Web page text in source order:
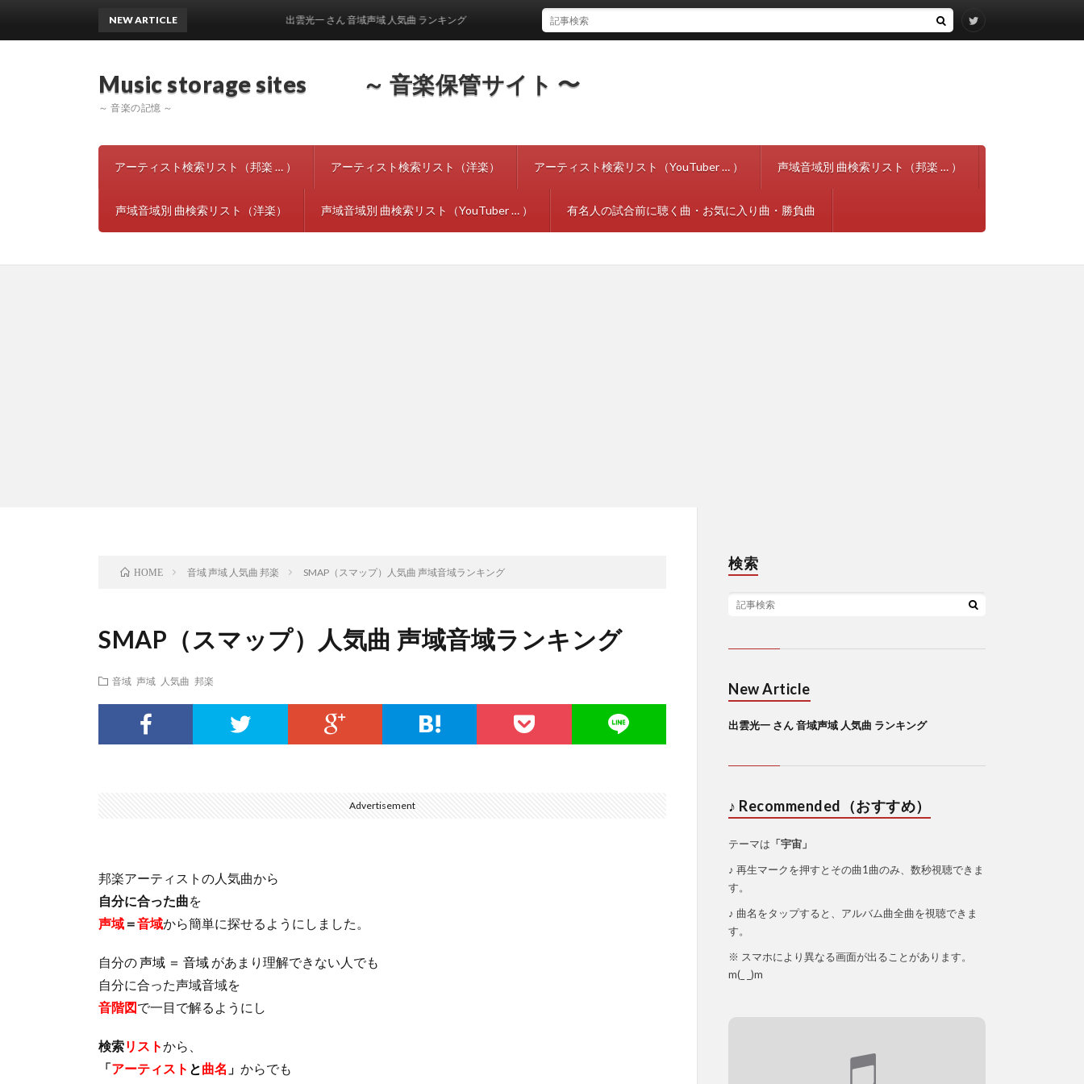
Music storage sites ～ 音楽保管サイト 〜
～ 音楽の記憶 ～
アーティスト検索リスト（邦楽 … ） アーティスト検索リスト（洋楽） アーティスト検索リスト（YouTuber … ） 声域音域別 曲検索リスト（邦楽 … ）
声域音域別 曲検索リスト（洋楽） 声域音域別 曲検索リスト（YouTuber … ） 有名人の試合前に聴く曲・お気に入り曲・勝負曲
NEW ARTICLE 出雲光一 さん 音域声域 人気曲 ランキング
HOME 音域 声域 人気曲 邦楽 SMAP（スマップ）人気曲 声域音域ランキング
SMAP（スマップ）人気曲 声域音域ランキング
音域 声域 人気曲 邦楽
Advertisement
邦楽アーティストの人気曲から
自分に合った曲を
声域＝音域から簡単に探せるようにしました。
自分の声域 ＝ 音域 があまり理解できない人でも
自分に合った声域音域を
音階図で一目で解るようにし
検索リストから、
「アーティスト と曲名 」 からでも
検索
New Article
出雲光一 さん 音域声域 人気曲 ランキング
♪ Recommended（おすすめ）
テーマは 「宇宙」
♪ 再生マークを押すとその曲1曲のみ、数秒視聴できま
す。
♪ 曲名をタップすると、アルバム曲全曲を視聴できま
す。
※ スマホにより異なる画面が出ることがあります。
m(_ _)m